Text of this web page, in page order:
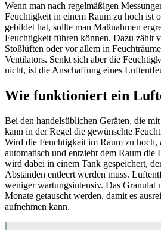
Wenn man nach regelmäßigen
Feuchtigkeit in einem Raum zu hoch ist
gebildet hat, sollte man Maßnahmen
Feuchtigkeit führen können. Dazu zählt
Stoßlüften oder vor allem in
Ventilators. Senkt sich aber die
nicht, ist die Anschaffung eines
Wie funktioniert ein
Bei den handelsüblichen Geräten, die
kann in der Regel die gewünschte
Wird die Feuchtigkeit im Raum zu hoch,
automatisch und entzieht dem Raum die
wird dabei in einem Tank gespeichert,
Abständen entleert werden muss.
weniger wartungsintensiv. Das Granulat
Monate getauscht werden, damit es
aufnehmen kann.